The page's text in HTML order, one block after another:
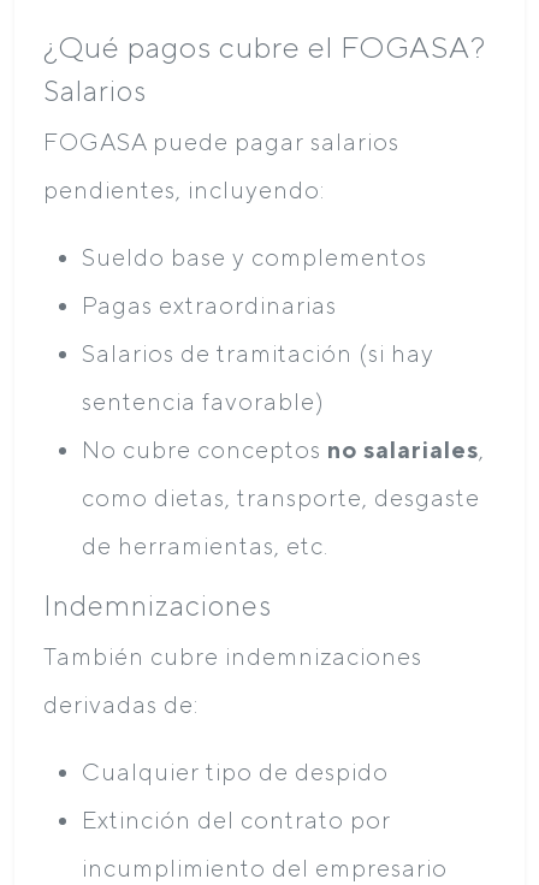
¿Qué pagos cubre el FOGASA?
Salarios
FOGASA puede pagar salarios
pendientes, incluyendo:
Sueldo base y complementos
Pagas extraordinarias
Salarios de tramitación (si hay
sentencia favorable)
No cubre conceptos no salariales
como dietas, transporte, desgaste
de herramientas, etc.
Indemnizaciones
También cubre indemnizaciones
derivadas de:
Cualquier tipo de despido
Extinción del contrato por
incumplimiento del empresario